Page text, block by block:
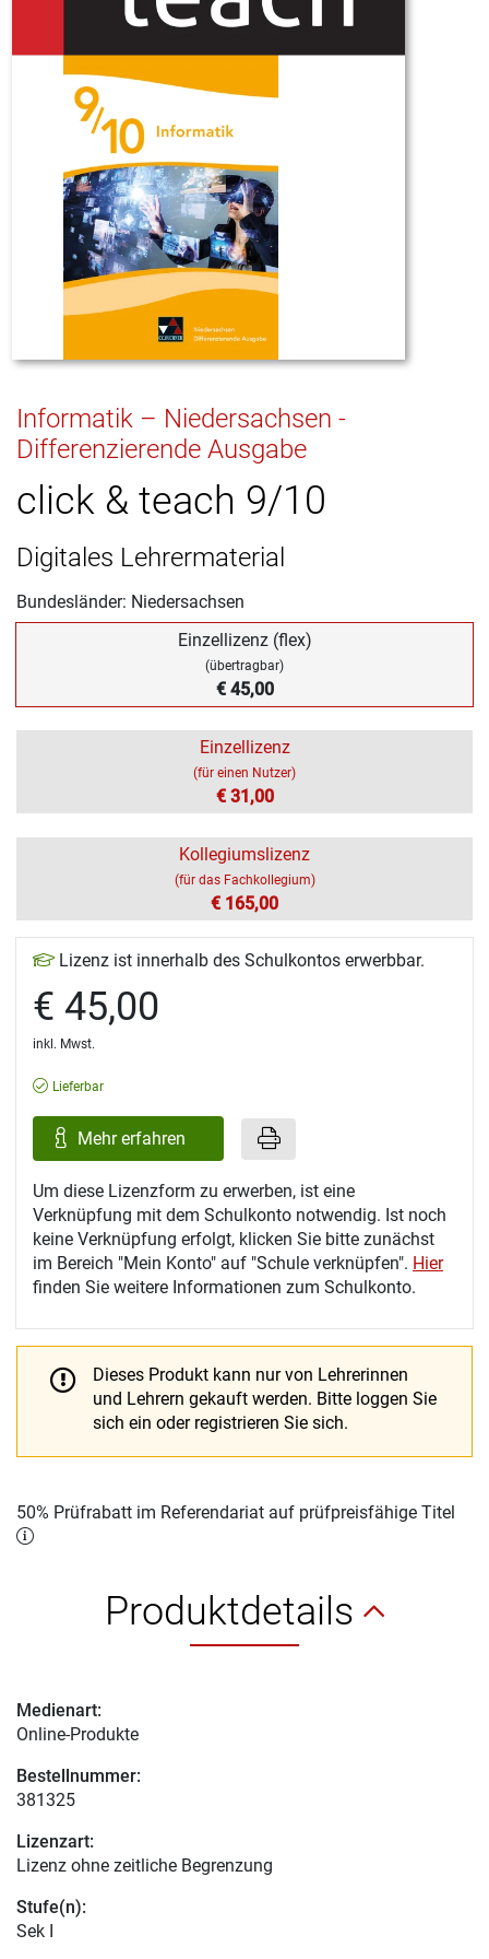
Informatik – Niedersachsen -
Differenzierende Ausgabe
click & teach 9/10
Digitales Lehrermaterial
Bundesländer: Niedersachsen
Einzellizenz (flex)
(übertragbar)
€ 45,00
Einzellizenz
(für einen Nutzer)
€ 31,00
Kollegiumslizenz
(für das Fachkollegium)
€ 165,00
Lizenz ist innerhalb des Schulkontos erwerbbar.
€ 45,00
inkl. Mwst.
Lieferbar
Mehr erfahren
Um diese Lizenzform zu erwerben, ist eine
Verknüpfung mit dem Schulkonto notwendig. Ist noch
keine Verknüpfung erfolgt, klicken Sie bitte zunächst
im Bereich "Mein Konto" auf "Schule verknüpfen". Hier
finden Sie weitere Informationen zum Schulkonto.
Dieses Produkt kann nur von Lehrerinnen
und Lehrern gekauft werden. Bitte loggen Sie
sich ein oder registrieren Sie sich.
50% Prüfrabatt im Referendariat auf prüfpreisfähige Titel
Produktdetails
Medienart:
Online-Produkte
Bestellnummer:
381325
Lizenzart:
Lizenz ohne zeitliche Begrenzung
Stufe(n):
Sek I